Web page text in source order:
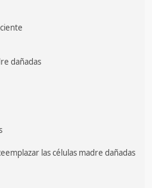
dañadas
las células madre dañadas